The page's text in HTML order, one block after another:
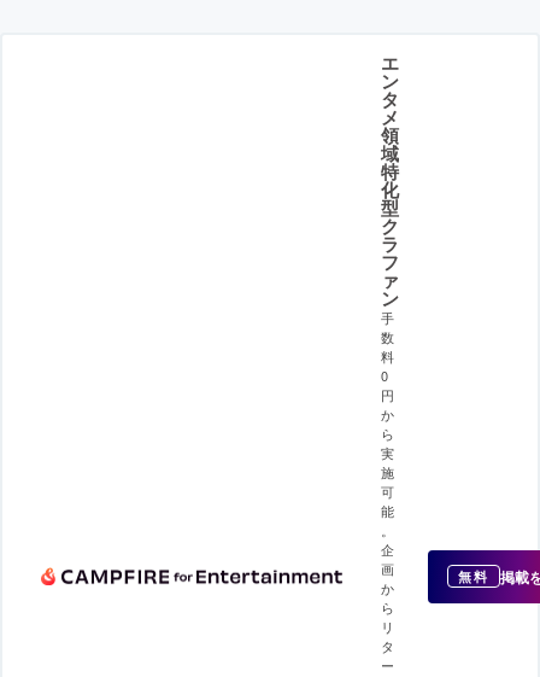
エ
ン
タ
メ
領
域
特
化
型
ク
ラ
フ
ァ
ン
手
数
料
0
円
か
ら
実
施
可
能
企
画
か
ら
リ
タ
ー
無料 掲載